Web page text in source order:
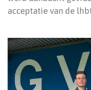
acceptatie van de